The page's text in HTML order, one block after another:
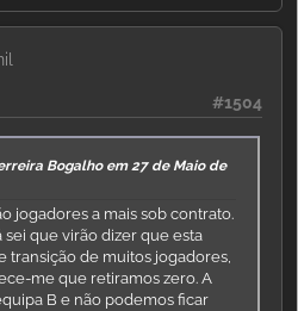
#1504
Bogalho em 27 de Maio de
jogadores a mais sob contrato.
sei que virão dizer que esta
transição de muitos jogadores,
me que retiramos zero. A
B e não podemos ficar